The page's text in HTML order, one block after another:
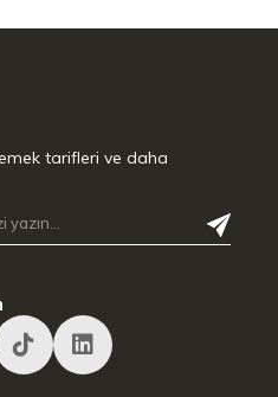
tarifleri ve daha